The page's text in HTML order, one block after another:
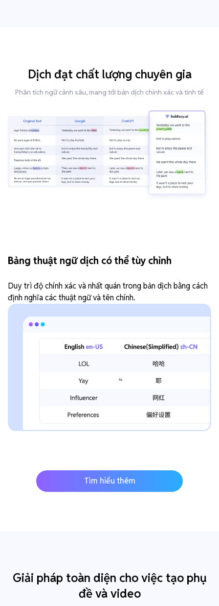
Dịch đạt chất lượng chuyên gia
Phân tích ngữ cảnh sâu, mang tới bản dịch chính xác và tinh tế
Bảng thuật ngữ dịch có thể tùy chỉnh
Duy trì độ chính xác và nhất quán trong bản dịch bằng cách
định nghĩa các thuật ngữ và tên chính.
Tìm hiểu thêm
Giải pháp toàn diện cho việc tạo phụ
đề và video